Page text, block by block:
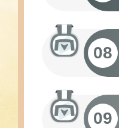
08
09